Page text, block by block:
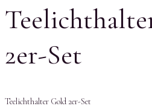
2er-Set
Teelichthalter Gold 2er-Set